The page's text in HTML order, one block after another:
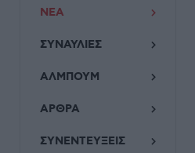
ΝΕΑ
ΣΥΝΑΥΛΙΕΣ
ΑΛΜΠΟΥΜ
ΑΡΘΡΑ
ΣΥΝΕΝΤΕΥΞΕΙΣ